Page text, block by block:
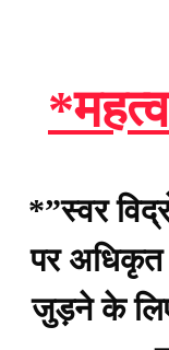
*”स्वर
पर
जुड़ने के